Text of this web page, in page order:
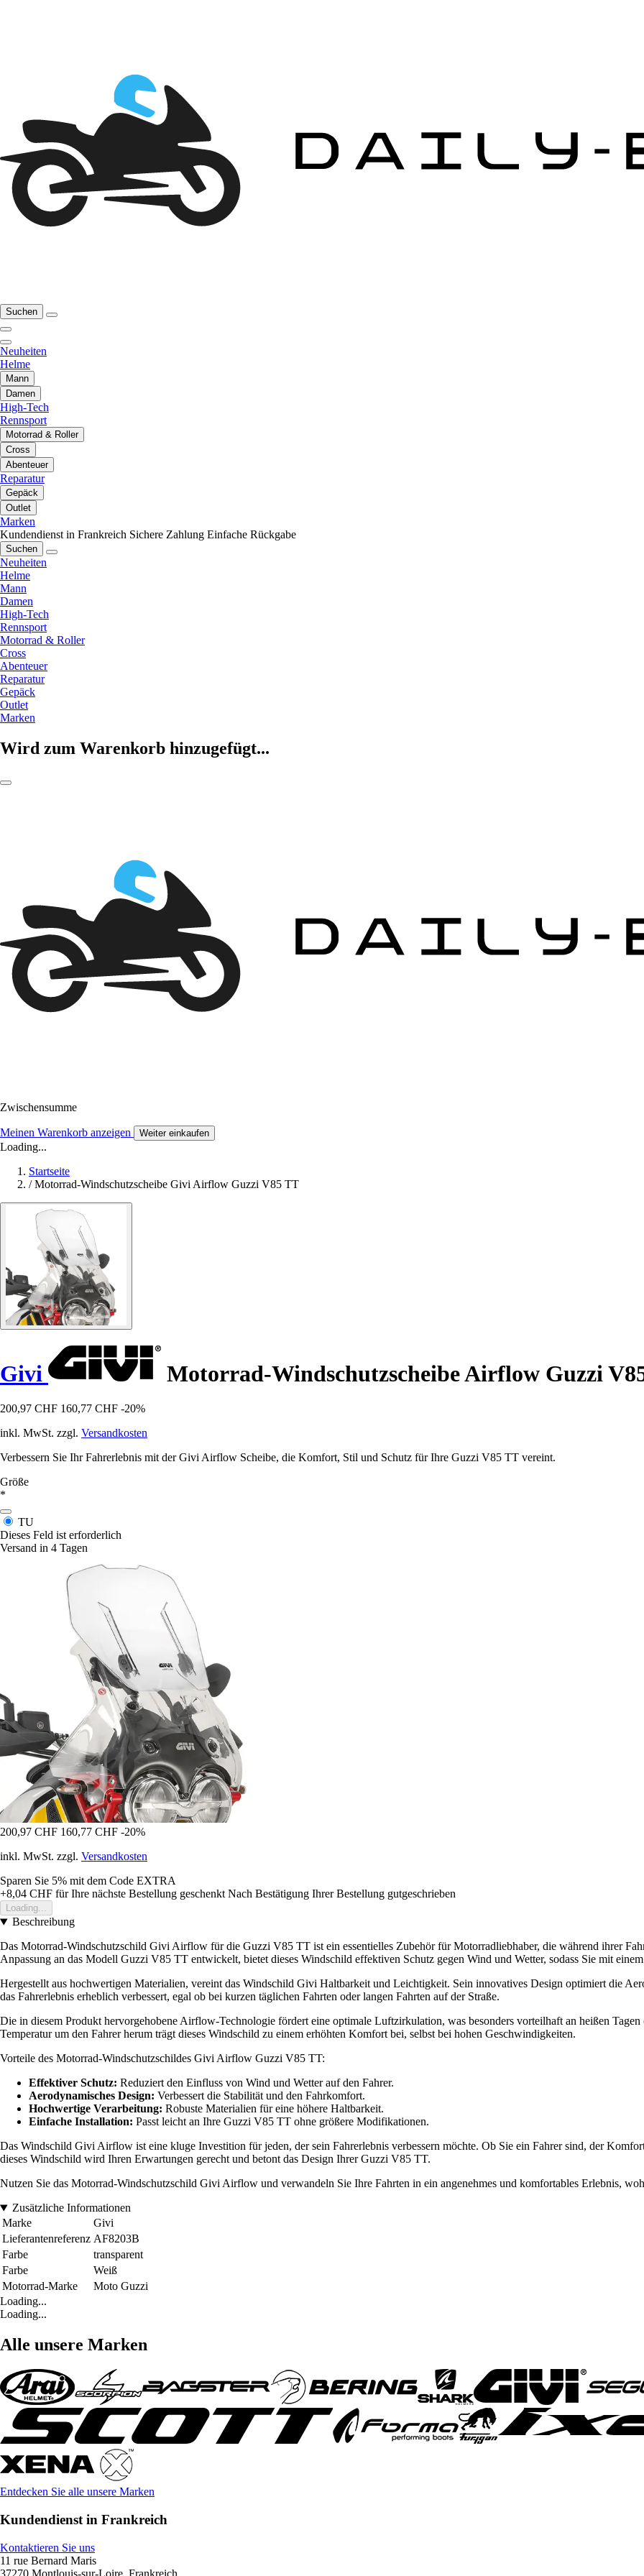
Suchen
Neuheiten
Helme
Mann
Damen
High-Tech
Rennsport
Motorrad & Roller
Cross
Abenteuer
Reparatur
Gepäck
Outlet
Marken
Kundendienst in Frankreich Sichere Zahlung Einfache Rückgabe
Suchen
Neuheiten
Helme
Mann
Damen
High-Tech
Rennsport
Motorrad & Roller
Cross
Abenteuer
Reparatur
Gepäck
Outlet
Marken
Wird zum Warenkorb hinzugefügt...
Zwischensumme
Meinen Warenkorb anzeigen Weiter einkaufen
Loading...
Startseite
/ Motorrad-Windschutzscheibe Givi Airflow Guzzi V85 TT
Givi Motorrad-Windschutzscheibe Airflow Guzzi
200,97 CHF 160,77 CHF -20%
inkl. MwSt. zzgl. Versandkosten
Verbessern Sie Ihr Fahrerlebnis mit der Givi Airflow Scheibe, die Komfort, Stil und Schutz für Ihre Guzzi V85 TT vereint.
Größe
*
TU
Dieses Feld ist erforderlich
Versand in 4 Tagen
200,97 CHF 160,77 CHF -20%
inkl. MwSt. zzgl. Versandkosten
Sparen Sie 5% mit dem Code EXTRA
+8,04 CHF für Ihre nächste Bestellung geschenkt Nach Bestätigung Ihrer Bestellung gutgeschrieben
Loading...
Beschreibung
Das Motorrad-Windschutzschild Givi Airflow für die Guzzi V85 TT ist ein essentielles Zubehör für Motorradliebhaber, die während ihrer
Anpassung an das Modell Guzzi V85 TT entwickelt, bietet dieses Windschild effektiven Schutz gegen Wind und Wetter, sodass Sie mit
Hergestellt aus hochwertigen Materialien, vereint das Windschild Givi Haltbarkeit und Leichtigkeit. Sein innovatives Design optimiert die
das Fahrerlebnis erheblich verbessert, egal ob bei kurzen täglichen Fahrten oder langen Fahrten auf der Straße.
Die in diesem Produkt hervorgehobene Airflow-Technologie fördert eine optimale Luftzirkulation, was besonders vorteilhaft an heißen
Temperatur um den Fahrer herum trägt dieses Windschild zu einem erhöhten Komfort bei, selbst bei hohen Geschwindigkeiten.
Vorteile des Motorrad-Windschutzschildes Givi Airflow Guzzi V85 TT:
Effektiver Schutz: Reduziert den Einfluss von Wind und Wetter auf den Fahrer.
Aerodynamisches Design: Verbessert die Stabilität und den Fahrkomfort.
Hochwertige Verarbeitung: Robuste Materialien für eine höhere Haltbarkeit.
Einfache Installation: Passt leicht an Ihre Guzzi V85 TT ohne größere Modifikationen.
Das Windschild Givi Airflow ist eine kluge Investition für jeden, der sein Fahrerlebnis verbessern möchte. Ob Sie ein Fahrer sind, der
dieses Windschild wird Ihren Erwartungen gerecht und betont das Design Ihrer Guzzi V85 TT.
Nutzen Sie das Motorrad-Windschutzschild Givi Airflow und verwandeln Sie Ihre Fahrten in ein angenehmes und komfortables Erlebnis,
Zusätzliche Informationen
Marke
Givi
Lieferantenreferenz AF8203B
Farbe
transparent
Farbe
Weiß
Motorrad-Marke
Moto Guzzi
Loading...
Loading...
Alle unsere Marken
Entdecken Sie alle unsere Marken
Kundendienst in Frankreich
Kontaktieren Sie uns
11 rue Bernard Maris
37270 Montlouis-sur-Loire, Frankreich